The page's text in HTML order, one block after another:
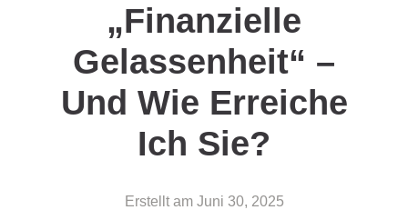
„finanzielle
Gelassenheit“ –
Und Wie Erreiche
Ich Sie?
Erstellt am Juni 30, 2025